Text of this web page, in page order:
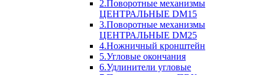
2.Поворотные механизмы
ЦЕНТРАЛЬНЫЕ DM15
3.Поворотные механизмы
ЦЕНТРАЛЬНЫЕ DM25
4.Ножничный кронштейн
5.Угловые окончания
6.Удлинители угловые